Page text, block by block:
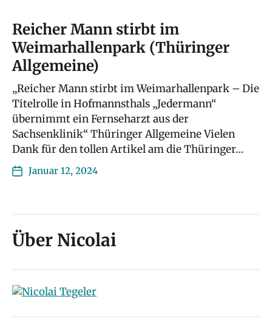
Reicher Mann stirbt im
Weimarhallenpark (Thüringer
Allgemeine)
„Reicher Mann stirbt im Weimarhallenpark – Die
Titelrolle in Hofmannsthals „Jedermann“
übernimmt ein Fernseharzt aus der
Sachsenklinik“ Thüringer Allgemeine Vielen
Dank für den tollen Artikel am die Thüringer…
Januar 12, 2024
Über Nicolai